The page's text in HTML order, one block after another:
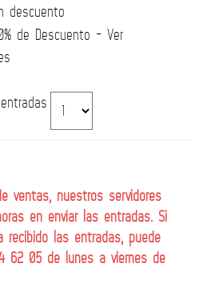
descuento
de Descuento - Ver
ventas, nuestros servidores
en enviar las entradas. Si
las entradas, puede
62 05 de lunes a viernes de